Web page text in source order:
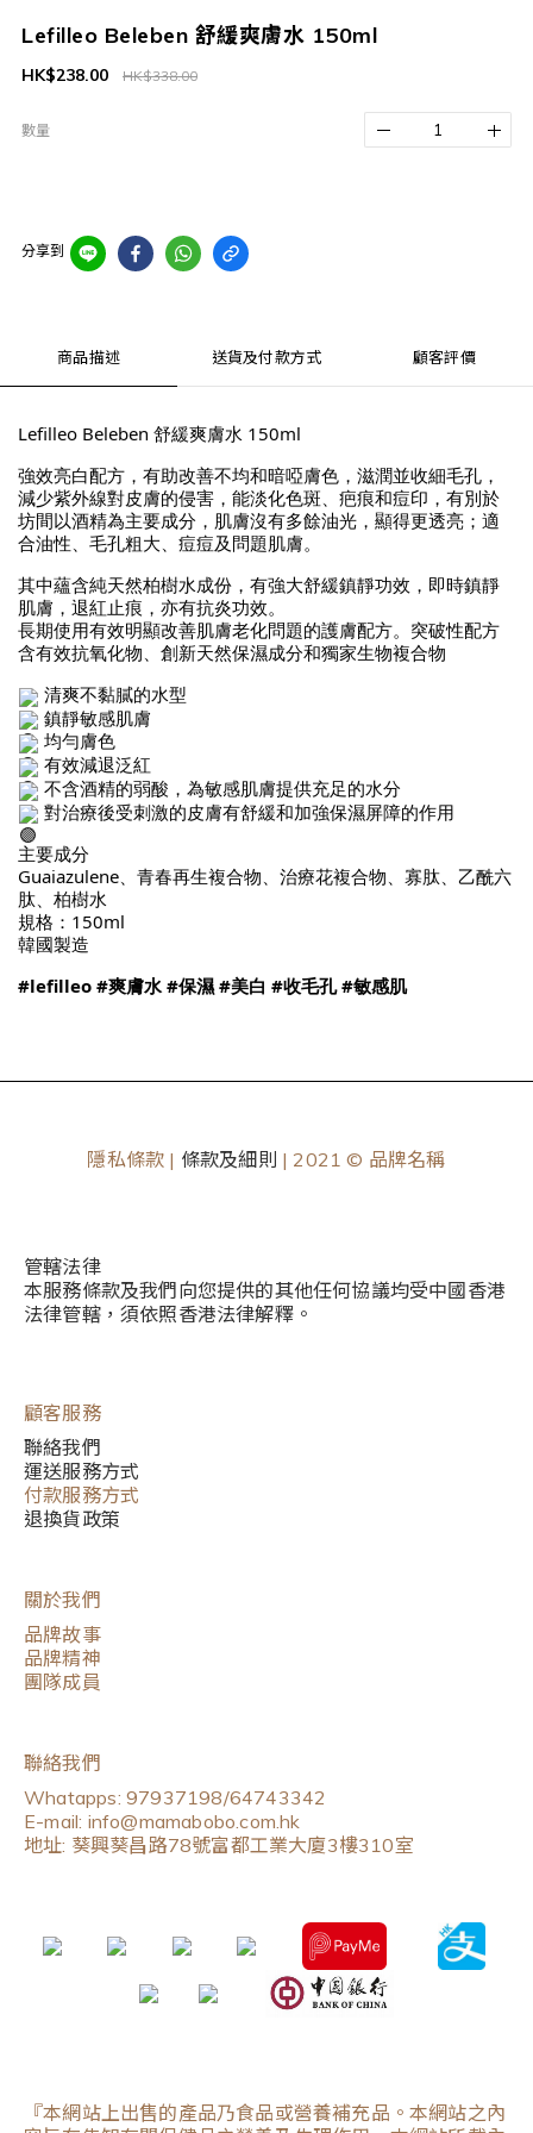
Lefilleo Beleben 舒緩爽膚水 150ml
HK$338.00
HK$238.00
數量
分享到
商品描述 送貨及付款方式 顧客評價
Lefilleo Beleben 舒緩爽膚水 150ml
強效亮白配方，有助改善不均和暗啞膚色，滋潤並收細毛孔，
減少紫外線對皮膚的侵害，能淡化色斑、疤痕和痘印，有別於
坊間以酒精為主要成分，肌膚沒有多餘油光，顯得更透亮；適
合油性、毛孔粗大、痘痘及問題肌膚。
其中蘊含純天然柏樹水成份，有強大舒緩鎮靜功效，即時鎮靜
肌膚，退紅止痕，亦有抗炎功效。
長期使用有效明顯改善肌膚老化問題的護膚配方。突破性配方
含有效抗氧化物、創新天然保濕成分和獨家生物複合物
清爽不黏膩的水型
鎮靜敏感肌膚
均勻膚色
有效減退泛紅
不含酒精的弱酸，為敏感肌膚提供充足的水分
對治療後受刺激的皮膚有舒緩和加強保濕屏障的作用
主要成分
Guaiazulene、青春再生複合物、治療花複合物、寡肽、乙酰六
肽、柏樹水
規格：150ml
韓國製造
#lefilleo #爽膚水 #保濕 #美白 #收毛孔 #敏感肌
隱私條款 | 條款及細則 | 2021 © 品牌名稱
管轄法律
本服務條款及我們向您提供的其他任何協議均受中國香港
法律管轄，須依照香港法律解釋。
顧客服務
聯絡我們
運送服務方式
付款服務方式
退換貨政策
關於我們
品牌故事
品牌精神
團隊成員
聯絡我們
Whatapps: 97937198/64743342
E-mail: info@mamabobo.com.hk
地址: 葵興葵昌路78號富都工業大廈3樓310室
『本網站上出售的產品乃食品或營養補充品。本網站之內